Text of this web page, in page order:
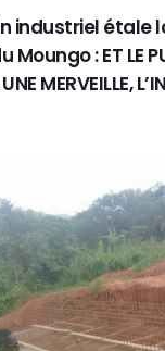
industriel étale
: ET LE
MERVEILLE,